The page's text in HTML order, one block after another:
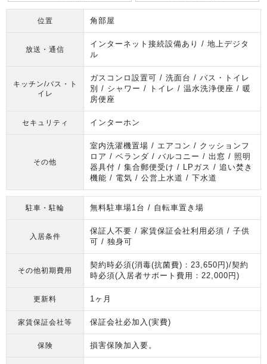
位置 角部屋
放送・通信
インターネット接続設備あり / 地上デジタ
ル
キッチン/バス・ト
イレ
ガスコンロ設置可 / 洗面台 / バス・トイレ
別 / シャワー / トイレ / 温水洗浄便座 / 暖
房便座
セキュリティ インターホン
その他
室内洗濯機置場 / エアコン / クッションフ
ロア / ベランダ / バルコニー / 出窓 / 照明
器具付 / 集合郵便受け / LPガス / 追い焚き
機能 / 電気 / 公営上水道 / 下水道
駐車・駐輪 無料駐車場1台 / 自転車置き場
入居条件
保証人不要 / 家賃保証会社利用必須 / 子供
可 / 独身可
その他初期費用
契約時必須(消毒(抗菌費)：23,650円)/契約
時必須(入居者サポート費用：22,000円)
更新料 1ヶ月
家賃保証会社等 保証会社必加入(実費)
保険 損害保険加入要。